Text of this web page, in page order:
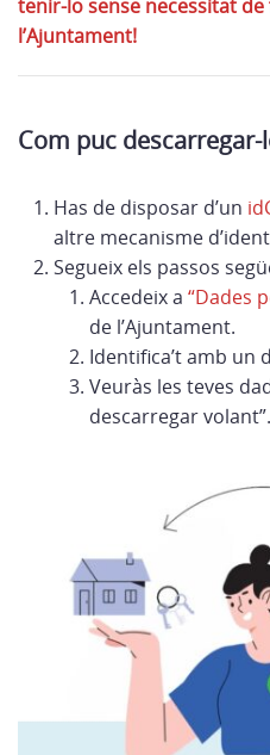
tenir-lo sense necessitat
l’Ajuntament!
Com puc descarregar-
Has de disposar d’un
altre mecanisme
Segueix els passos
Accedeix a “Dades
de l’Ajuntament.
Identifica’t amb un
Veuràs les teves
descarregar volant”.